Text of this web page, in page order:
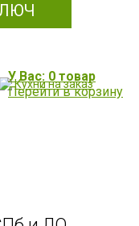
У Вас: 0 товар
Перейти в корзину